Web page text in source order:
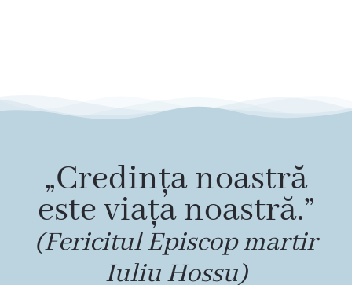
„Credința noastră
este viața noastră.”
(Fericitul Episcop martir
Iuliu Hossu)